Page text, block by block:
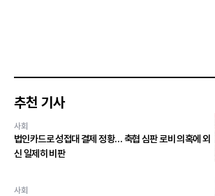
추천 기사
사회
법인카드로 성접대 결제 정황… 축협 심판 로비 의혹에 외
신 일제히 비판
사회